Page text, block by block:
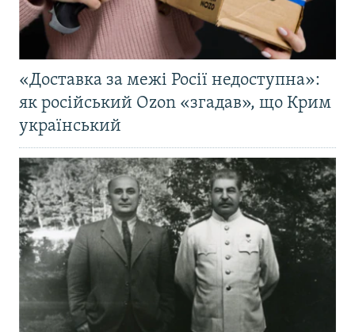
«Доставка за межі Росії недоступна»:
як російський Ozon «згадав», що Крим
український